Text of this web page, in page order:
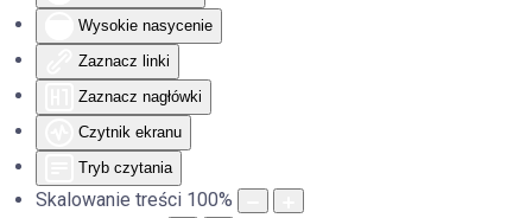
Wysokie nasycenie
Zaznacz linki
Zaznacz nagłówki
Czytnik ekranu
Tryb czytania
Skalowanie treści 100%